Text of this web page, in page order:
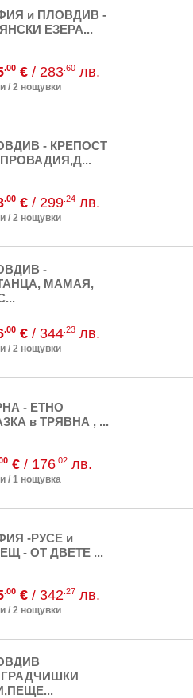
и ПЛОВДИВ -
ЕЗЕРА...
.00 € / 283 .60 лв.
/ 2 нощувки
- КРЕПОСТ
.00 € / 299 .24 лв.
/ 2 нощувки
-
МАМАЯ,
.00 € / 344 .23 лв.
/ 2 нощувки
- ЕТНО
в ТРЯВНА , ...
€ / 176 .02 лв.
/ 1 нощувка
-РУСЕ и
- ОТ ДВЕТЕ ...
.00 € / 342 .27 лв.
/ 2 нощувки